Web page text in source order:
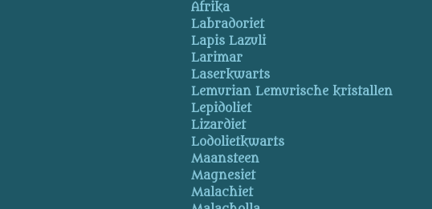
Afrika
Labradoriet
Lapis Lazuli
Larimar
Laserkwarts
Lemurian Lemurische kristallen
Lepidoliet
Lizardiet
Lodolietkwarts
Maansteen
Magnesiet
Malachiet